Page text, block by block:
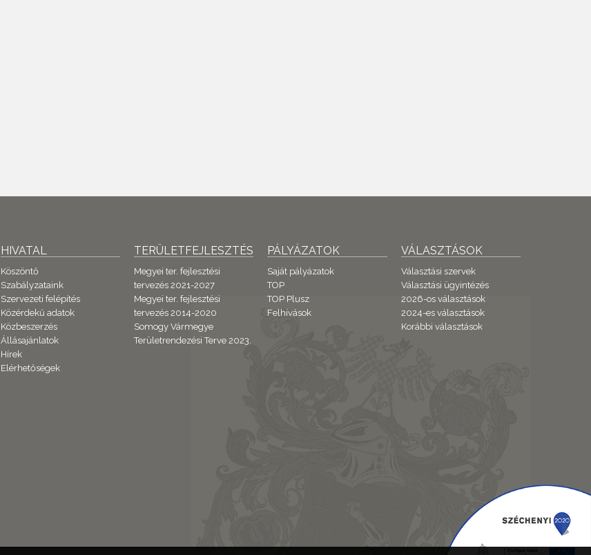
HIVATAL
Köszöntő
Szabályzataink
Szervezeti felépítés
Közérdekű adatok
Közbeszerzés
Állásajánlatok
Hírek
Elérhetőségek
TERÜLETFEJLESZTÉS
Megyei ter. fejlesztési
tervezés 2021-2027
Megyei ter. fejlesztési
tervezés 2014-2020
Somogy Vármegye
Területrendezési Terve 2023.
PÁLYÁZATOK
Saját pályázatok
TOP
TOP Plusz
Felhívások
VÁLASZTÁSOK
Választási szervek
Választási ügyintézés
2026-os választások
2024-es választások
Korábbi választások